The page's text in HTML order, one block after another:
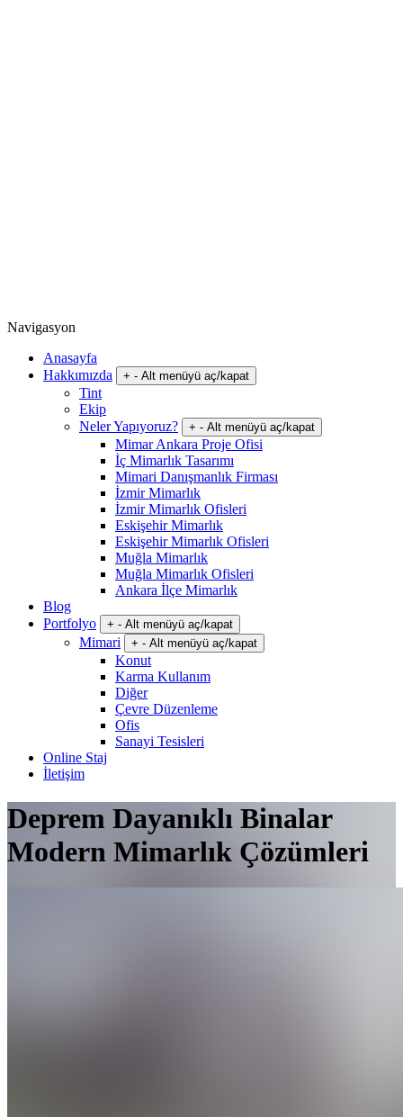
Navigasyon
Anasayfa
Hakkımızda
+ - Alt menüyü aç/kapat
Tint
Ekip
Neler Yapıyoruz?
+ - Alt menüyü aç/kapat
Mimar Ankara Proje Ofisi
İç Mimarlık Tasarımı
Mimari Danışmanlık Firması
İzmir Mimarlık
İzmir Mimarlık Ofisleri
Eskişehir Mimarlık
Eskişehir Mimarlık Ofisleri
Muğla Mimarlık
Muğla Mimarlık Ofisleri
Ankara İlçe Mimarlık
Blog
Portfolyo
+ - Alt menüyü aç/kapat
Mimari + - Alt menüyü aç/kapat
Konut
Karma Kullanım
Diğer
Çevre Düzenleme
Ofis
Sanayi Tesisleri
Online Staj
İletişim
Deprem Dayanıklı Binalar
Modern Mimarlık Çözümleri